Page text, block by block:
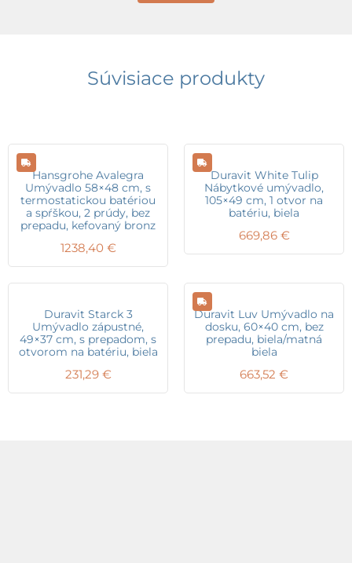
Súvisiace produkty
Hansgrohe Avalegra
Umývadlo 58×48 cm, s
termostatickou batériou
a spŕškou, 2 prúdy, bez
prepadu, kefovaný bronz
1238,40 €
Duravit White Tulip
Nábytkové umývadlo,
105×49 cm, 1 otvor na
batériu, biela
669,86 €
Duravit Starck 3
Umývadlo zápustné,
49×37 cm, s prepadom, s
otvorom na batériu, biela
231,29 €
Duravit Luv Umývadlo na
dosku, 60×40 cm, bez
prepadu, biela/matná
biela
663,52 €